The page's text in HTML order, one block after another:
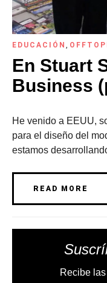
EDUCACIÓN
En Stuart
Business
He venido a EEUU,
para el diseño del
estamos
READ MORE
Recibe